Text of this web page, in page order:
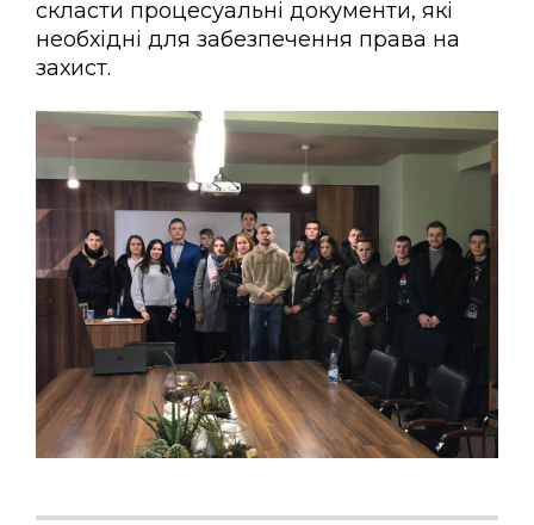
скласти процесуальні документи, які
необхідні для забезпечення права на
захист.